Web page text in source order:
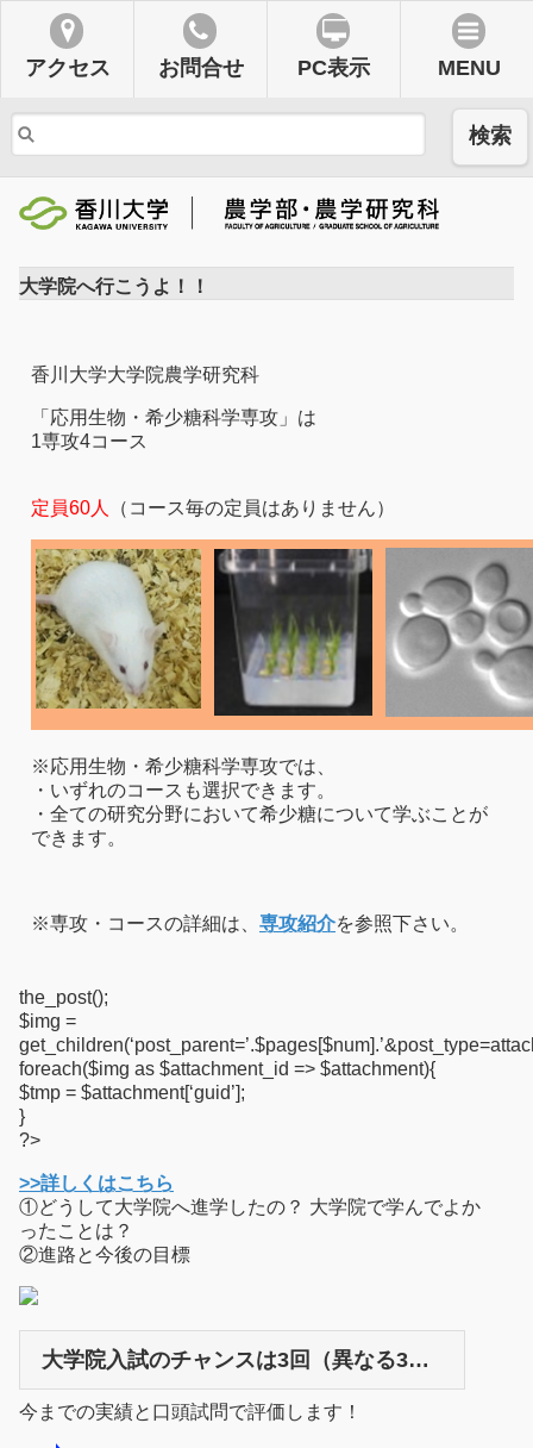
アクセス お問合せ PC表示 MENU
検索
大学院へ行こうよ！！
香川大学大学院農学研究科
「応用生物・希少糖科学専攻」は
1専攻4コース
定員60人 （コース毎の定員はありません）
※応用生物・希少糖科学専攻では、
・いずれのコースも選択できます。
・全ての研究分野において希少糖について学ぶことが
できます。
※専攻・コースの詳細は、 専攻紹介を参照下さい。
the_post();
$img =
foreach($img as $attachment_id => $attachment){
$tmp = $attachment[‘guid’];
}
?>
>>詳しくはこちら
①どうして大学院へ進学したの？ 大学院で学んでよか
ったことは？
②進路と今後の目標
大学院入試のチャンスは3回（異なる3つの方式）
今までの実績と口頭試問で評価します！